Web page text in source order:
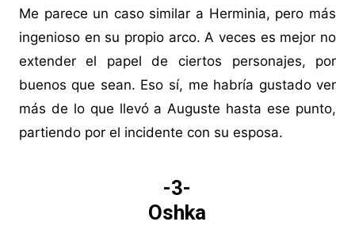
Me parece un caso similar a Herminia, pero más
ingenioso en su propio arco. A veces es mejor no
extender el papel de ciertos personajes, por
buenos que sean. Eso sí, me habría gustado ver
más de lo que llevó a Auguste hasta ese punto,
partiendo por el incidente con su esposa.
-3-
Oshka